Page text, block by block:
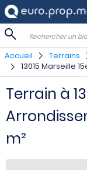
Rechercher un
Accueil Terrains
13015 Marseille
Terrain à
m²